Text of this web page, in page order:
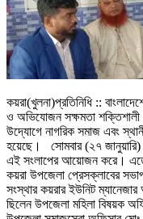
কয়রা(খুলনা)প্রতিনিধি ::
ও অভিযোজন সক্ষমতা শক্তিশালী
উদ্যোগে নাগরিক সমাজ এবং
হয়েছে। সোমবার (২৭ জানুয়ারি)
এই সংলাপের আয়োজন করে। এতে
কয়রা উপজেলা প্রেসক্লাবের
সংস্থার কয়রার ইউনিট ম্যানেজার
ছিলেন উপজেলা মহিলা বিষয়ক